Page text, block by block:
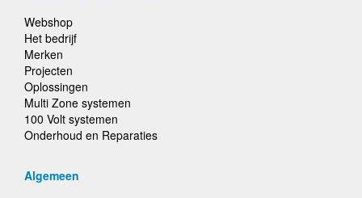
Webshop
Het bedrijf
Merken
Projecten
Oplossingen
Multi Zone systemen
100 Volt systemen
Onderhoud en Reparaties
Algemeen